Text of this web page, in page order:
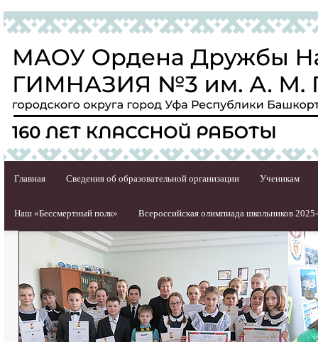
Главная Сведения об образовательной организации Ученикам
Наш «Бессмертный полк» Всероссийская олимпиада школьников